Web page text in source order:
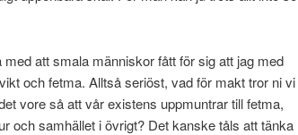
att smala människor fått för sig att jag med
och fetma. Alltså seriöst, vad för makt tror ni vi
vore så att vår existens uppmuntrar till fetma,
och samhället i övrigt? Det kanske tåls att tänka